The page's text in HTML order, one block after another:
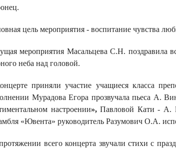
цель мероприятия - воспитание чувства
мероприятия Масальцева С.Н. поздравила
неба над головой.
приняли участие учащиеся класса
Мурадова Егора прозвучала пьеса А.
настроении»,Павловой Кати - А.
«Ювента» руководитель Разумович О.А.
всего концерта звучали стихи с